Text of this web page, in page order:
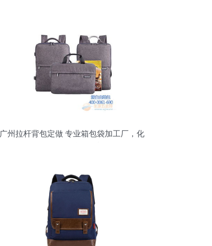
广州拉杆背包定做 专业箱包袋加工厂，化